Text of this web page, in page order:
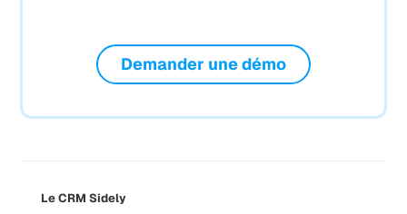
Demander une démo
Le CRM Sidely